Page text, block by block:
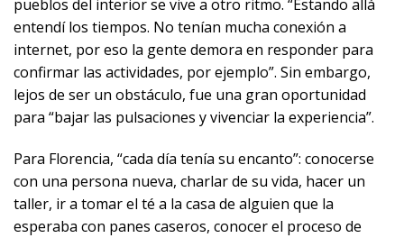
pueblos del interior se vive a otro ritmo. “Estando allá
entendí los tiempos. No tenían mucha conexión a
internet, por eso la gente demora en responder para
confirmar las actividades, por ejemplo”. Sin embargo,
lejos de ser un obstáculo, fue una gran oportunidad
para “bajar las pulsaciones y vivenciar la experiencia”.
Para Florencia, “cada día tenía su encanto”: conocerse
con una persona nueva, charlar de su vida, hacer un
taller, ir a tomar el té a la casa de alguien que la
esperaba con panes caseros, conocer el proceso de